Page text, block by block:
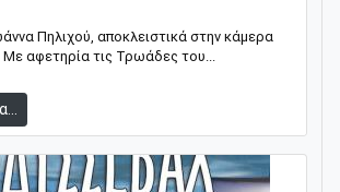
Πηλιχού, αποκλειστικά στην κάμερα
αφετηρία τις Τρωάδες του...